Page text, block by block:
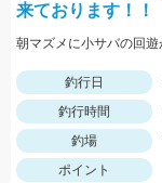
来ております！！
釣行日
釣行時間
釣場
ポイント